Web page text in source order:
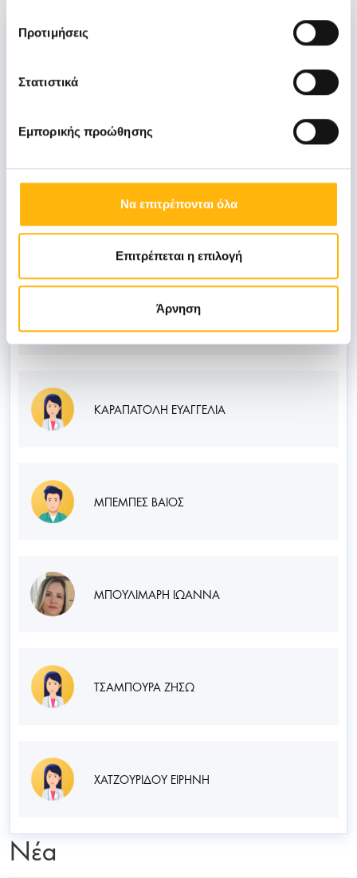
Προτιμήσεις
Στατιστικά
Εμπορικής προώθησης
Να επιτρέπονται όλα
Επιτρέπεται η επιλογή
Άρνηση
ΒΑΜΒΑΚΟΠΟΥΛΟΥ ΔΗΜΗΤΡΑ
ΓΚΟΥΤΣΙΑΣ ΑΘΑΝΑΣΙΟΣ
ΚΑΡΑΠΑΤΟΛΗ ΕΥΑΓΓΕΛΙΑ
ΜΠΕΜΠΕΣ ΒΑΙΟΣ
ΜΠΟΥΛΙΜΑΡΗ ΙΩΑΝΝΑ
ΤΣΑΜΠΟΥΡΑ ΖΗΣΩ
ΧΑΤΖΟΥΡΙΔΟΥ ΕΙΡΗΝΗ
Νέα